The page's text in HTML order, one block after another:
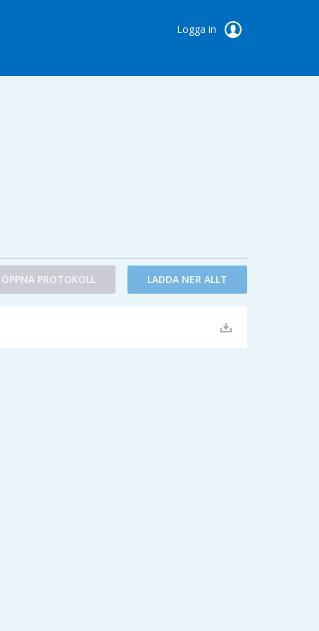
Logga in
ÖPPNA PROTOKOLL LADDA NER ALLT